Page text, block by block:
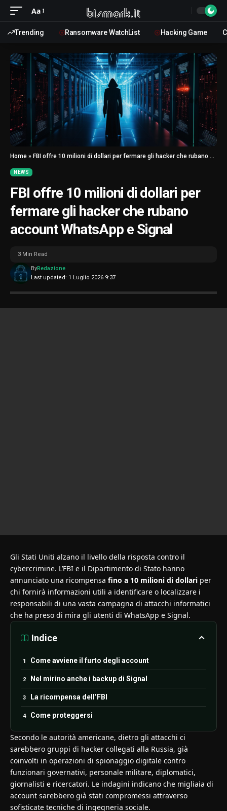
Aa
Trending Ransomware WatchList Hacking Game
Home » FBI offre 10 milioni di dollari per fermare gli hacker che rubano account WhatsApp e Signal
NEWS
FBI offre 10 milioni di dollari per
fermare gli hacker che rubano
account WhatsApp e Signal
Last updated: 1 Luglio 2026 9:37
ByRedazione
3 Min Read
Gli Stati Uniti alzano il livello della risposta contro il
cybercrimine. L’FBI e il Dipartimento di Stato hanno
annunciato una ricompensa fino a 10 milioni di dollari per
chi fornirà informazioni utili a identificare o localizzare i
responsabili di una vasta campagna di attacchi informatici
che ha preso di mira gli utenti di WhatsApp e Signal.
Indice
Come avviene il furto degli account
Nel mirino anche i backup di Signal
La ricompensa dell’FBI
Come proteggersi
Secondo le autorità americane, dietro gli attacchi ci
sarebbero gruppi di hacker collegati alla Russia, già
coinvolti in operazioni di spionaggio digitale contro
funzionari governativi, personale militare, diplomatici,
giornalisti e ricercatori. Le indagini indicano che migliaia di
account sarebbero già stati compromessi attraverso
sofisticate tecniche di ingegneria sociale.